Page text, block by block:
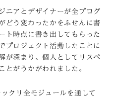
アとデザイナーが全プログ
どう変わったかをふせんに書
ト時点に書き出してもらった
プロジェクト活動したことに
が深まり、個人としてリスペ
とがうかがわれました。
クリ全モジュールを通して